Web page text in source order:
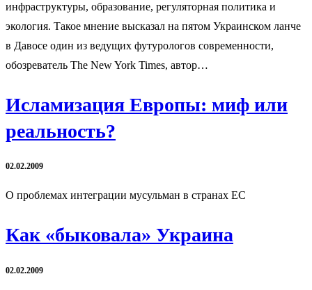
инфраструктуры, образование, регуляторная политика и
экология. Такое мнение высказал на пятом Украинском ланче
в Давосе один из ведущих футурологов современности,
обозреватель The New York Times, автор…
Исламизация Европы: миф или
реальность?
02.02.2009
О проблемах интеграции мусульман в странах ЕС
Как «быковала» Украина
02.02.2009